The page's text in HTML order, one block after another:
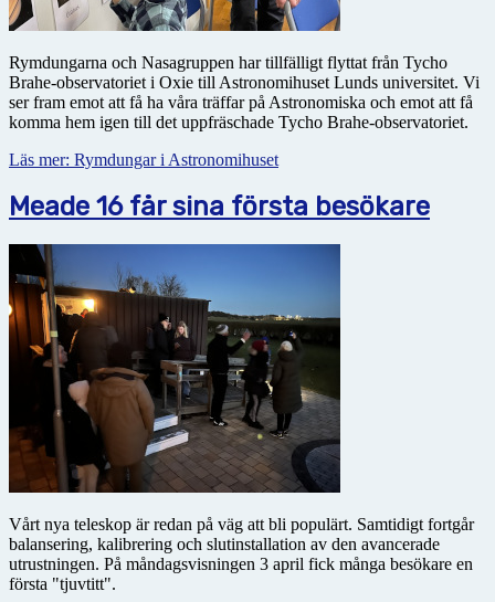
Rymdungarna och Nasagruppen har tillfälligt flyttat från Tycho
Brahe-observatoriet i Oxie till Astronomihuset Lunds universitet. Vi
ser fram emot att få ha våra träffar på Astronomiska och emot att få
komma hem igen till det uppfräschade Tycho Brahe-observatoriet.
Läs mer: Rymdungar i Astronomihuset
Meade 16 får sina första besökare
Vårt nya teleskop är redan på väg att bli populärt. Samtidigt fortgår
balansering, kalibrering och slutinstallation av den avancerade
utrustningen. På måndagsvisningen 3 april fick många besökare en
första "tjuvtitt".